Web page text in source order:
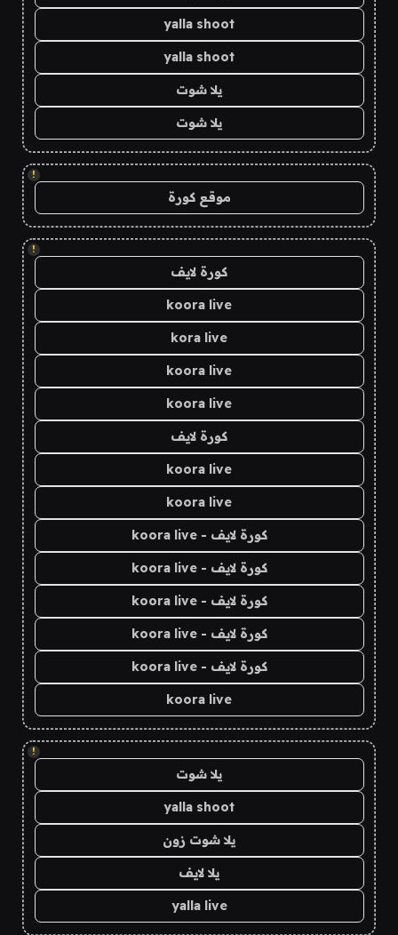
yalla shoot
yalla shoot
يلا شوت
يلا شوت
!
موقع كورة
!
كورة لايف
koora live
kora live
koora live
koora live
كورة لايف
koora live
koora live
كورة لايف - koora live
كورة لايف - koora live
كورة لايف - koora live
كورة لايف - koora live
كورة لايف - koora live
koora live
!
يلا شوت
yalla shoot
يلا شوت زون
يلا لايف
yalla live